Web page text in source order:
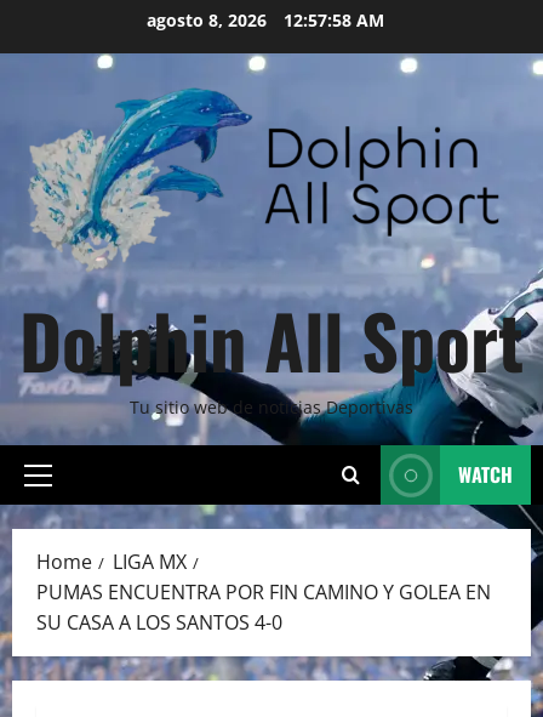
agosto 8, 2026 12:58:00 AM
Dolphin All Sport
Tu sitio web de noticias Deportivas
Primary
Menu
WATCH
Home
LIGA MX
PUMAS ENCUENTRA POR FIN CAMINO Y GOLEA EN
SU CASA A LOS SANTOS 4-0